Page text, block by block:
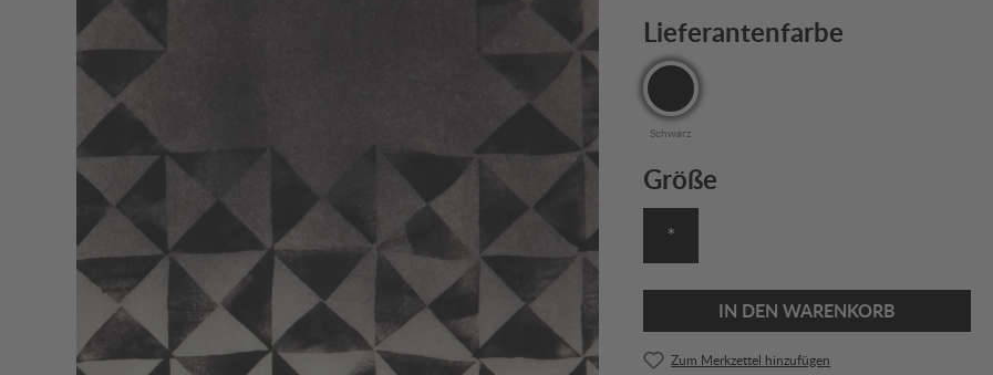
Lieferantenfarbe
Schwarz
Größe
*
IN DEN WARENKORB
Zum Merkzettel hinzufügen